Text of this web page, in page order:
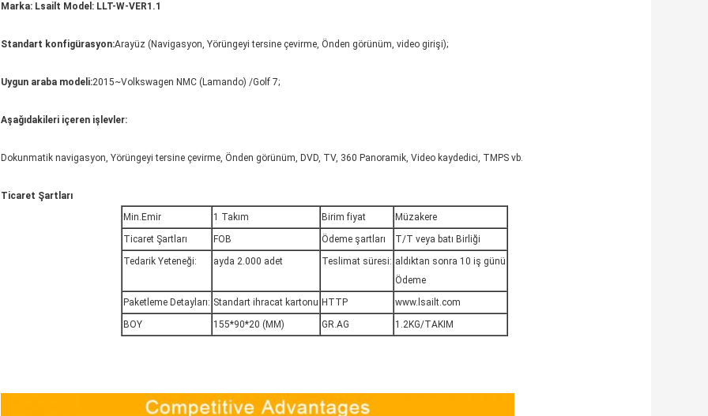
Marka: Lsailt Model: LLT-W-VER1.1
Standart konfigürasyon:Arayüz (Navigasyon, Yörüngeyi tersine çevirme, Önden görünüm, video girişi);
Uygun araba modeli:2015~Volkswagen NMC (Lamando) /Golf 7;
Aşağıdakileri içeren işlevler:
Dokunmatik navigasyon, Yörüngeyi tersine çevirme, Önden görünüm, DVD, TV, 360 Panoramik, Video kaydedici, TMPS vb.
Ticaret Şartları
Min.Emir
1 Takım Birim fiyat
Müzakere
Ticaret Şartları
FOB Ödeme şartları
T/T veya batı Birliği
Tedarik Yeteneği:
ayda 2.000 adet Teslimat süresi: aldıktan sonra 10 iş günü
Ödeme
Paketleme Detayları: Standart ihracat kartonu HTTP
www.lsailt.com
BOY
155*90*20 (MM) GR.AG 1.2KG/TAKIM